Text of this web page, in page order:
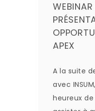
WEBINAR
APEX
A la suite
avec
heureux